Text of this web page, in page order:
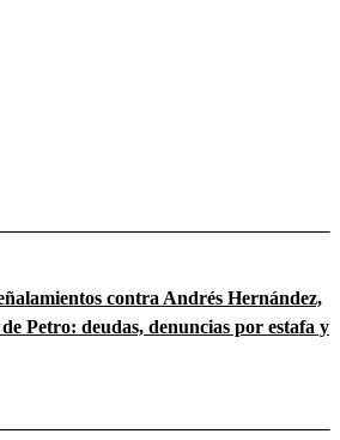
contra Andrés Hernández,
Petro: deudas, denuncias por estafa y